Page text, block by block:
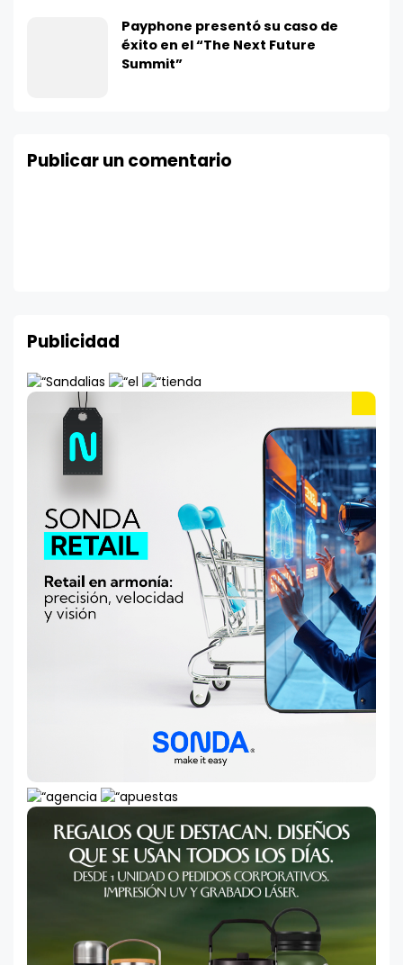
Payphone presentó su caso de
éxito en el “The Next Future
Summit”
Publicar un comentario
Publicidad